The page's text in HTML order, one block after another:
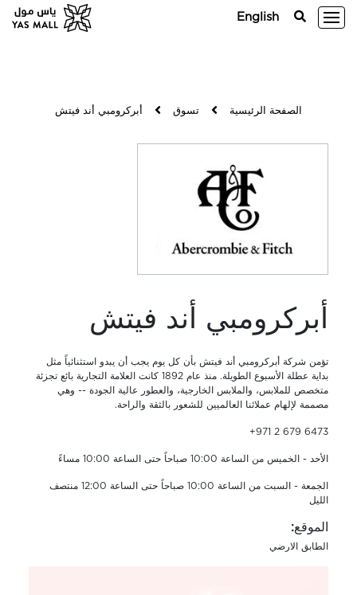
English
الصفحة الرئيسية تسوق أبركرومبي أند فيتش
أبركرومبي أند فيتش
تؤمن شركة أبركرومبي أند فيتش بأن كل يوم يجب أن يبدو استثنائياً مثل
بداية عطلة الأسبوع الطويلة. منذ عام 1892 كانت العلامة التجارية بائع تجزئة
متخصص للملابس، والملابس الخارجية، والعطور عالية الجودة -- وهي
مصممة لإلهام عملائنا العالميين للشعور بالثقة والراحة.
+971 2 679 6473
الأحد - الخميس من الساعة 10:00 صباحاً حتى الساعة 10:00 مساءً
الجمعة - السبت من الساعة 10:00 صباحاً حتى الساعة 12:00 منتصف
الليل
الموقع:
الطابق الارضي